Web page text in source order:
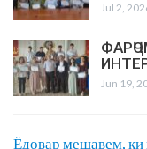
Jul 2,
Jun 19,
Ёдовар мешавем, ки